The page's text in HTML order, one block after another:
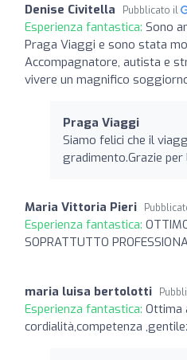
Denise Civitella Pubblicato il
Esperienza fantastica: Sono
Praga Viaggi e sono stata
Accompagnatore, autista e
vivere un magnifico
Praga Viaggi
Siamo felici che il
gradimento.Grazie per
Maria Vittoria Pieri
Esperienza fantastica:
SOPRATTUTTO
maria luisa bertolotti
Esperienza fantastica: Ottima
cordialità,competenza